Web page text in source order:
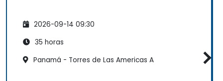
2026-09-14 09:30
35 horas
Panamá - Torres de Las Americas A